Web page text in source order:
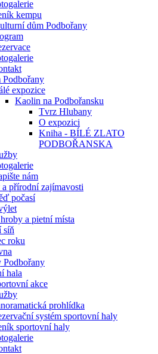
kempu
dům Podbořany
Podbořany
expozice
Kaolin na Podbořansku
Tvrz Hlubany
O expozici
Kniha - BÍLÉ ZLATO
PODBOŘANSKA
nám
a přírodní zajímavosti
počasí
a pietní místa
síň
roku
Podbořany
hala
akce
prohlídka
systém sportovní haly
sportovní haly